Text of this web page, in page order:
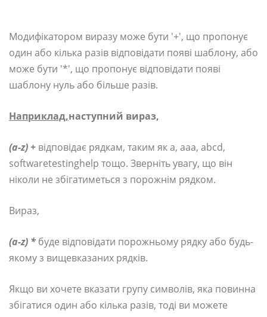
Модифікатором виразу може бути '+', що пропонує
один або кілька разів відповідати появі шаблону, або
може бути '*', що пропонує відповідати появі
шаблону нуль або більше разів.
Наприклад,наступний вираз,
(a-z) + відповідає рядкам, таким як a, aaa, abcd,
softwaretestinghelp тощо. Зверніть увагу, що він
ніколи не збігатиметься з порожнім рядком.
Вираз,
(a-z) * буде відповідати порожньому рядку або будь-
якому з вищевказаних рядків.
Якщо ви хочете вказати групу символів, яка повинна
збігатися один або кілька разів, тоді ви можете